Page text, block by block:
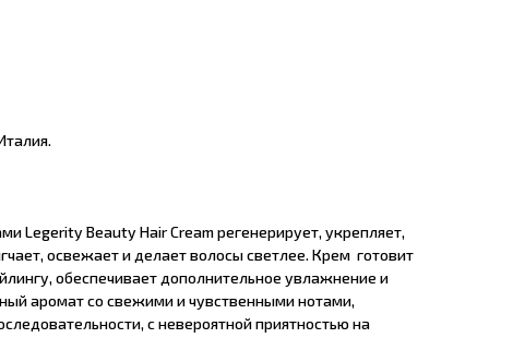
Legerity Beauty Hair Cream регенерирует, укрепляет,
освежает и делает волосы светлее. Крем готовит
обеспечивает дополнительное увлажнение и
аромат со свежими и чувственными нотами,
с невероятной приятностью на